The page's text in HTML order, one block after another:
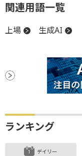
関連用語一覧
上場 生成AI
ランキング
デイリー